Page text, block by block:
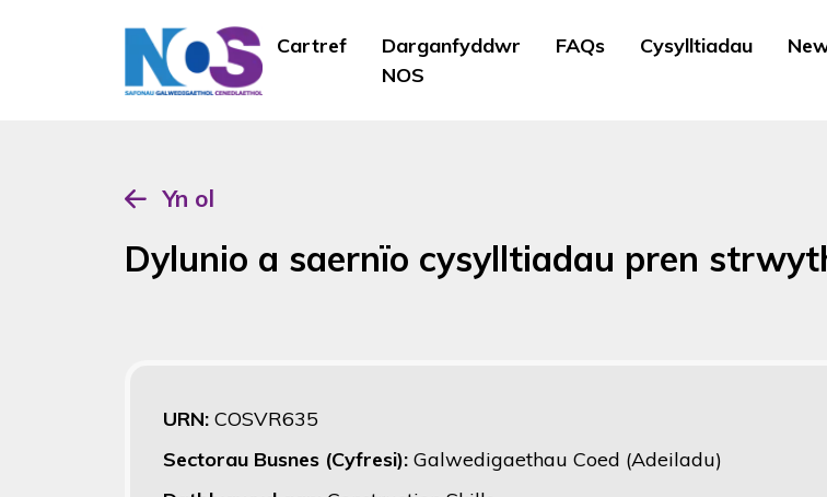
Cartref
Darganfyddwr
NOS
FAQs Cysylltiadau
Yn ol
Dylunio a saernïo cysylltiadau pren
URN: COSVR635
Sectorau Busnes (Cyfresi): Galwedigaethau Coed (Adeiladu)